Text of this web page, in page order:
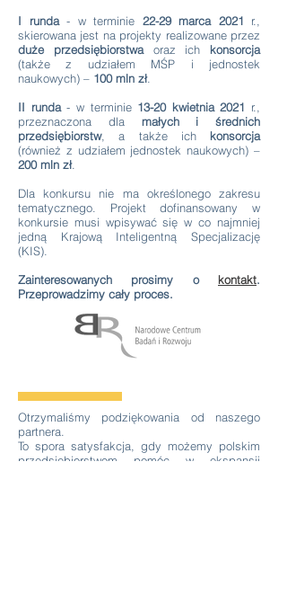
I runda- w terminie 22-29 marca 2021 r.,
skierowana jest na projekty realizowane przez
duże przedsiębiorstwaoraz ich konsorcja
(także z udziałem MŚP i jednostek
naukowych) – 100 mln zł.
II runda- w terminie 13-20 kwietnia 2021 r.,
przeznaczona dla małych i średnich
przedsiębiorstw, a także ich konsorcja
(również z udziałem jednostek naukowych) –
200 mln zł.
Dla konkursu nie ma określonego zakresu
tematycznego. Projekt dofinansowany w
konkursie musi wpisywać się w co najmniej
jedną Krajową Inteligentną Specjalizację
(KIS).
Zainteresowanych prosimy o kontakt.
Przeprowadzimy cały proces.
Otrzymaliśmy podziękowania od naszego
partnera.
To spora satysfakcja, gdy możemy polskim
przedsiębiorstwom pomóc w ekspansji